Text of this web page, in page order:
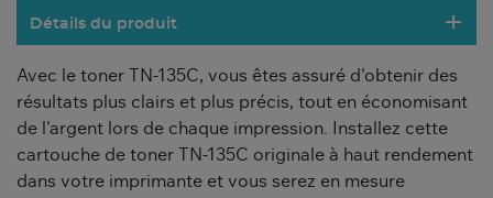
Détails du produit
Avec le toner TN-135C, vous êtes assuré d'obtenir des
résultats plus clairs et plus précis, tout en économisant
de l'argent lors de chaque impression. Installez cette
cartouche de toner TN-135C originale à haut rendement
dans votre imprimante et vous serez en mesure